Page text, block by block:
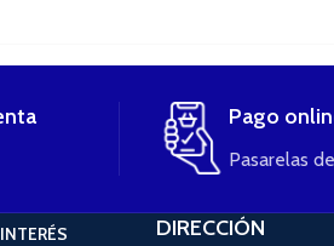
Pago
Pasarelas
DIRECCIÓN